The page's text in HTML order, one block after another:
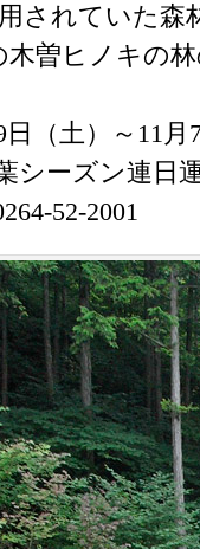
されていた森
木曽ヒノキの
（土）～11
シーズン連日
52-2001